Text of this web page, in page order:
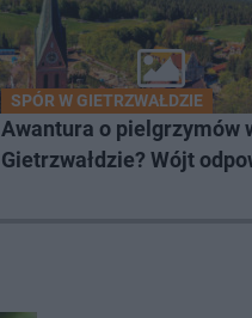
SPÓR W GIETRZWAŁDZIE
Awantura o pielgrzymów
Gietrzwałdzie? Wójt